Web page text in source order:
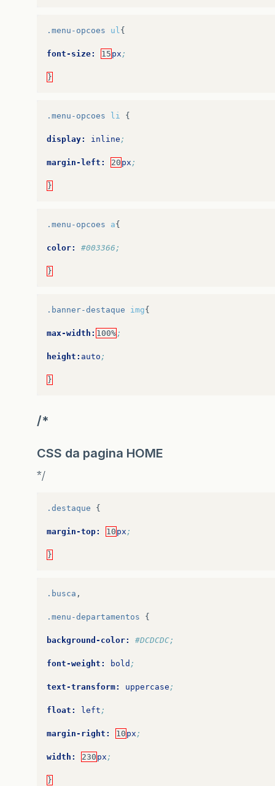
.menu-opcoes ul {
font-size: 15 px ;
}
.menu-opcoes li {
display: inline ;
margin-left: 20 px ;
}
.menu-opcoes a{
color: #003366;
}
.banner-destaque img{
max-width: 100% ;
height: auto ;
}
/*
CSS da pagina HOME
*/
.destaque {
margin-top: 10 px ;
}
.busca ,
.menu-departamentos {
background-color: #DCDCDC;
font-weight: bold ;
text-transform: uppercase ;
float: left ;
margin-right: 10 px ;
width: 230 px ;
}